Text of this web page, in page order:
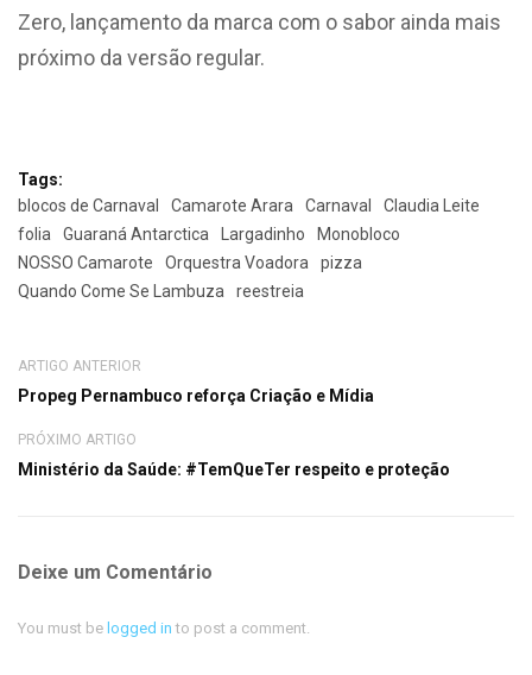
Zero, lançamento da marca com o sabor ainda mais
próximo da versão regular.
Tags:
blocos de Carnaval
Camarote Arara Carnaval
Claudia Leite
folia
Guaraná Antarctica Largadinho
Monobloco
NOSSO Camarote
Orquestra Voadora
pizza
Quando Come Se Lambuza
reestreia
ARTIGO ANTERIOR
Propeg Pernambuco reforça Criação e Mídia
PRÓXIMO ARTIGO
Ministério da Saúde: #TemQueTer respeito e proteção
Deixe um Comentário
You must be logged in to post a comment.